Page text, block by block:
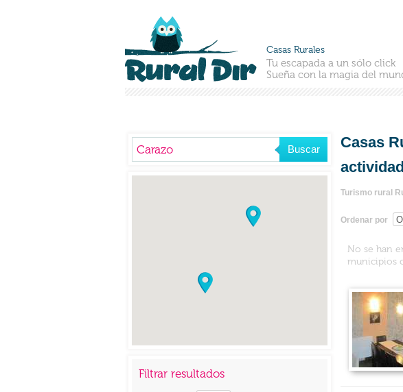
Casas Rurales
Tu escapada a un sólo click
Sueña con la magia del
Casas
Turismo rural
Ordenar por
No se han
municipios
Filtrar resultados